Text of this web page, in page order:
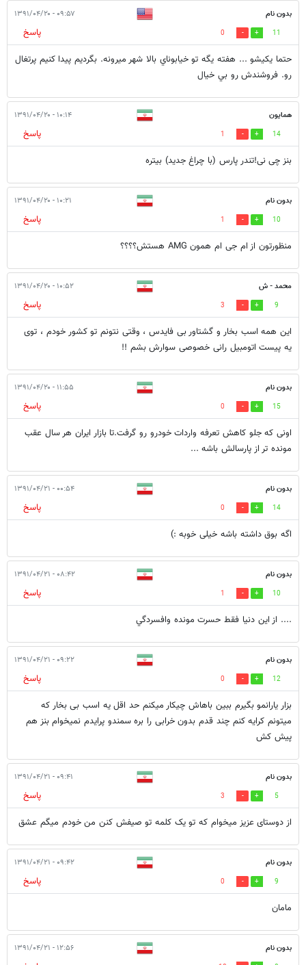
بدون نام ۰۹:۵۷ - ۱۳۹۱/۰۴/۲۰
11
0
پاسخ
حتما يكيشو ... هفته يگه تو خيابوناي بالا شهر ميرونه. بگرديم پيدا كنيم پرتغال
رو. فروشندش رو بي خيال
همایون ۱۰:۱۴ - ۱۳۹۱/۰۴/۲۰
14
1
پاسخ
بنز چی نی!تندر پارس (با چراغ جدید) بیتره
بدون نام ۱۰:۲۱ - ۱۳۹۱/۰۴/۲۰
10
1
پاسخ
منظورتون از ام جی ام همون AMG هستش؟؟؟؟
محمد - ش ۱۰:۵۲ - ۱۳۹۱/۰۴/۲۰
9
3
پاسخ
این همه اسب بخار و گشتاور بی فایدس ، وقتی نتونم تو کشور خودم ، توی
یه پیست اتومبیل رانی خصوصی سوارش بشم !!
بدون نام ۱۱:۵۵ - ۱۳۹۱/۰۴/۲۰
15
0
پاسخ
اونی که جلو کاهش تعرفه واردات خودرو رو گرفت.تا بازار ایران هر سال عقب
مونده تر از پارسالش باشه ...
بدون نام ۰۰:۵۴ - ۱۳۹۱/۰۴/۲۱
14
0
پاسخ
اگه بوق داشته باشه خیلی خوبه :)
بدون نام ۰۸:۴۲ - ۱۳۹۱/۰۴/۲۱
10
1
پاسخ
.... از اين دنيا فقط حسرت مونده وافسردگي
بدون نام ۰۹:۲۲ - ۱۳۹۱/۰۴/۲۱
12
0
پاسخ
بزار یارانمو بگیرم ببین باهاش چیکار میکنم حد اقل یه اسب بی بخار که
میتونم کرایه کنم چند قدم بدون خرابی را بره سمندو پرایدم نمیخوام بنز هم
پیش کش
بدون نام ۰۹:۴۱ - ۱۳۹۱/۰۴/۲۱
5
3
پاسخ
از دوستای عزیز میخوام که تو یک کلمه تو صیفش کنن من خودم میگم عشق
بدون نام ۰۹:۴۲ - ۱۳۹۱/۰۴/۲۱
9
0
پاسخ
مامان
بدون نام ۱۲:۵۶ - ۱۳۹۱/۰۴/۲۱